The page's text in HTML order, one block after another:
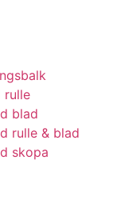
rulle
blad
rulle & blad
skopa